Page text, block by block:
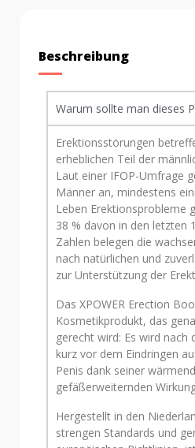
Beschreibung
Warum sollte man dieses
Erektionsstörungen
erheblichen Teil der
Laut einer IFOP-Umfrage
Männer an, mindestens
Leben Erektionsprobleme
38 % davon in den letzten
Zahlen belegen die
nach natürlichen und
zur Unterstützung der
Das XPOWER Erection
Kosmetikprodukt, das
gerecht wird: Es wird nach
kurz vor dem Eindringen
Penis dank seiner
gefäßerweiternden
Hergestellt in den
strengen Standards und